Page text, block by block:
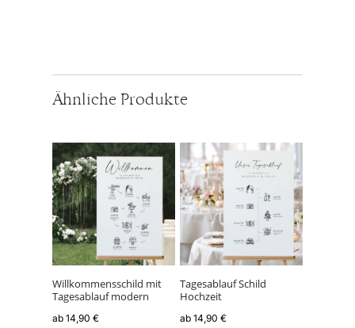
Ähnliche Produkte
Willkommensschild mit
Tagesablauf modern
ab 14,90 €
Dieses
Produkt
weist
mehrere
Varianten
auf.
Die
Optionen
können
auf
der
Tagesablauf Schild
Hochzeit
ab14,90€
Dieses
Produkt
weist
mehrere
Varianten
auf.
Die
Optionen
können
auf
der